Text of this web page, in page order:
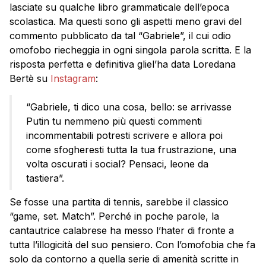
lasciate su qualche libro grammaticale dell’epoca
scolastica. Ma questi sono gli aspetti meno gravi del
commento pubblicato da tal “Gabriele”, il cui odio
omofobo riecheggia in ogni singola parola scritta. E la
risposta perfetta e definitiva gliel’ha data Loredana
Bertè su Instagram:
“Gabriele, ti dico una cosa, bello: se arrivasse
Putin tu nemmeno più questi commenti
incommentabili potresti scrivere e allora poi
come sfogheresti tutta la tua frustrazione, una
volta oscurati i social? Pensaci, leone da
tastiera”.
Se fosse una partita di tennis, sarebbe il classico
“game, set. Match”. Perché in poche parole, la
cantautrice calabrese ha messo l’hater di fronte a
tutta l’illogicità del suo pensiero. Con l’omofobia che fa
solo da contorno a quella serie di amenità scritte in